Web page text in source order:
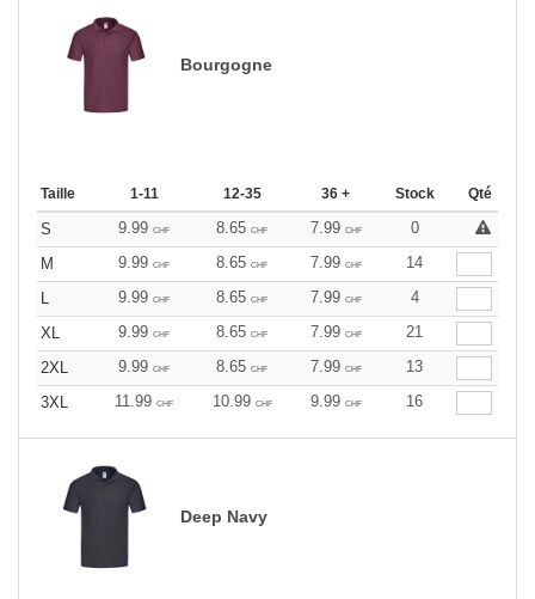
Bourgogne
Taille 1-11 12-35 36 + Stock Qté
S 9.99 CHF 8.65 CHF 7.99 CHF
0
M
9.99 CHF 8.65 CHF 7.99 CHF
14
L
9.99 CHF 8.65 CHF 7.99 CHF
4
XL
9.99 CHF 8.65 CHF 7.99 CHF
21
2XL
9.99 CHF 8.65 CHF 7.99 CHF
13
3XL
11.99 CHF 10.99 CHF 9.99 CHF 16
Deep Navy